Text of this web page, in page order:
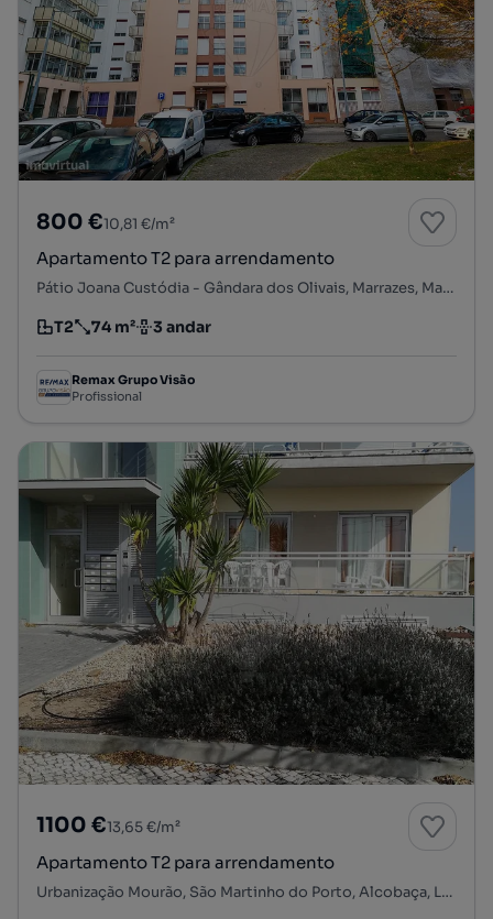
800 €10,81 €/m²
Apartamento T2 para arrendamento
Pátio Joana Custódia - Gândara dos Olivais, Marrazes, Marrazes e Barosa, Leiria, Leiria
Tipologia
T2
Preço por metro quadrado
74 m²
Andar 3 andar
Remax Grupo Visão
Profissional
1100 €13,65 €/m²
Apartamento T2 para arrendamento
Urbanização Mourão, São Martinho do Porto, Alcobaça, Leiria